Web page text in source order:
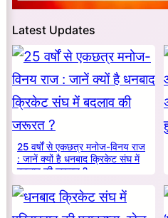
Latest Updates
25 वर्षों से एकछत्र मनोज-विनय राज
: जानें क्यों है धनबाद क्रिकेट संघ में
बदलाव की जरूरत ?